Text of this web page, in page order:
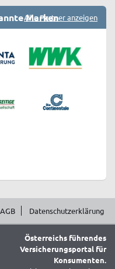
Marken
Alle Partner anzeigen
AGB Datenschutzerklärung
Österreichs führendes
Versicherungsportal für
Konsumenten.